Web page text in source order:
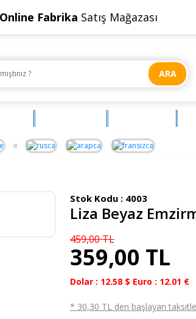
Fabrika Satış Mağazası
ARA
Stok Kodu : 4003
Liza Beyaz
459,00 TL
359,00 TL
Dolar : 12.58 $ Euro : 12.01 €
* 30,30 TL den başlayan